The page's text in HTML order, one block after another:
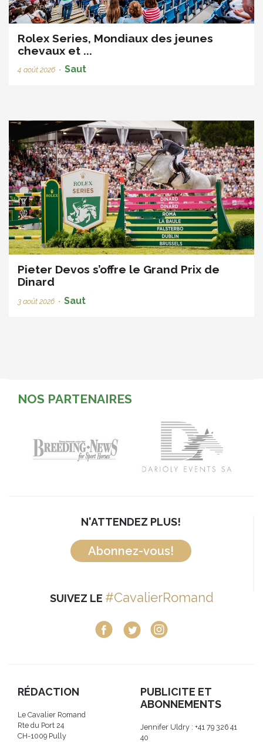
Rolex Series, Mondiaux des jeunes
chevaux et ...
4 août 2026 • Saut
Pieter Devos s’offre le Grand Prix de
Dinard
3 août 2026 • Saut
NOS PARTENAIRES
N'ATTENDEZ PLUS!
Abonnez-vous!
SUIVEZ LE #CavalierRomand
RÉDACTION
Le Cavalier Romand
Rte du Port 24
CH-1009 Pully
PUBLICITE ET
ABONNEMENTS
Jennifer Uldry : +41 79 326 41
40